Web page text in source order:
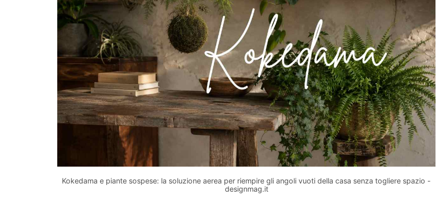
Kokedama e piante sospese: la soluzione aerea per riempire gli angoli vuoti della casa senza togliere spazio -
designmag.it